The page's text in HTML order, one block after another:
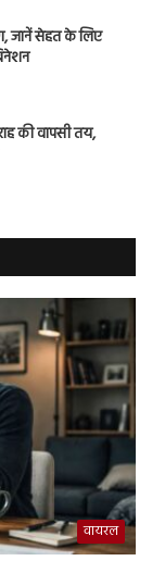
जानें सेहत के लिए
की वापसी तय,
वायरल